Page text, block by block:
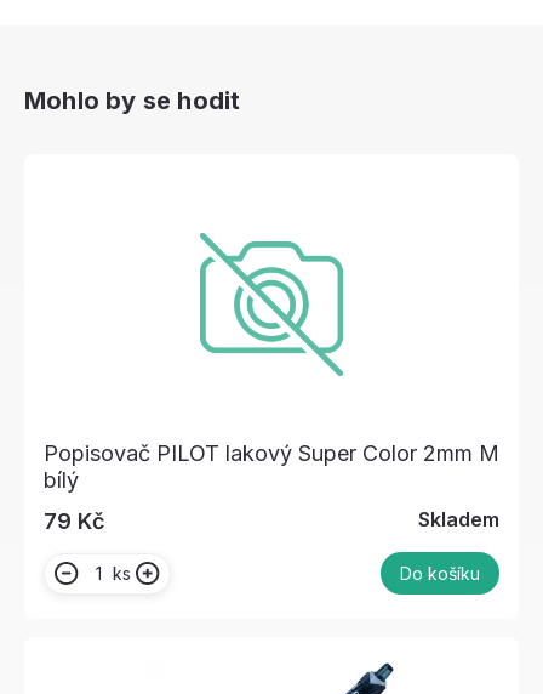
Mohlo by se hodit
Popisovač PILOT lakový Super Color 2mm M
bílý
79 Kč
Skladem
ks Do košíku